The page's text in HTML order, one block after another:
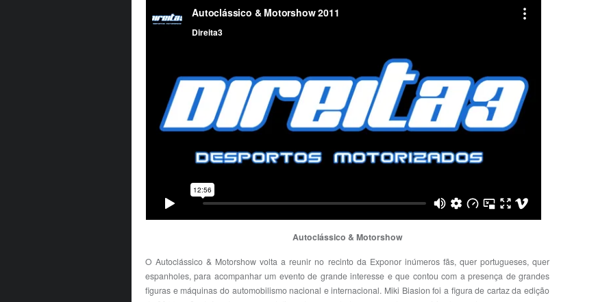
Autoclássico & Motorshow
O Autoclássico & Motorshow volta a reunir no recinto da Exponor inúmeros fãs, quer portugueses, quer
espanholes, para acompanhar um evento de grande interesse e que contou com a presença de grandes
figuras e máquinas do automobilismo nacional e internacional. Miki Biasion foi a figura de cartaz da edição